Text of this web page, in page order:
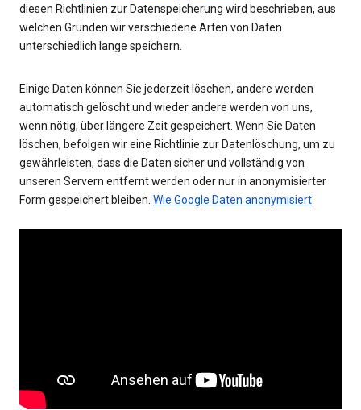
diesen Richtlinien zur Datenspeicherung wird beschrieben, aus
welchen Gründen wir verschiedene Arten von Daten
unterschiedlich lange speichern.
Einige Daten können Sie jederzeit löschen, andere werden
automatisch gelöscht und wieder andere werden von uns,
wenn nötig, über längere Zeit gespeichert. Wenn Sie Daten
löschen, befolgen wir eine Richtlinie zur Datenlöschung, um zu
gewährleisten, dass die Daten sicher und vollständig von
unseren Servern entfernt werden oder nur in anonymisierter
Form gespeichert bleiben. Wie Google Daten anonymisiert